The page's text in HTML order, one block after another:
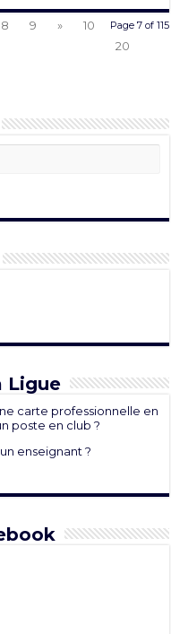
Page 7 of 115
8 9 »
10
20
Ligue
carte professionnelle en
poste en club ?
enseignant ?